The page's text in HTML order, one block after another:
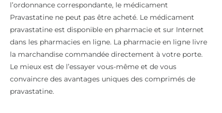
l’ordonnance correspondante, le médicament
Pravastatine ne peut pas être acheté. Le médicament
pravastatine est disponible en pharmacie et sur Internet
dans les pharmacies en ligne. La pharmacie en ligne livre
la marchandise commandée directement à votre porte.
Le mieux est de l’essayer vous-même et de vous
convaincre des avantages uniques des comprimés de
pravastatine.